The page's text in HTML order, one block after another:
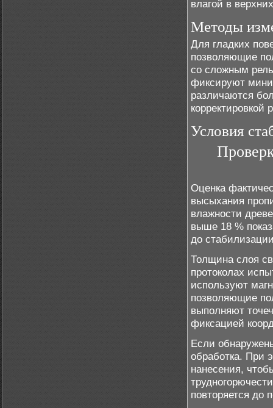
влагой в
Методы
Для гладких
позволяющие
со сложным
фиксируют
различаются
корректировкой
Условия
Оценка
высыхания
влажности
выше 18 %
до
Толщина слоя
протоколах
используют
позволяющие
выполняют
фиксацией
Если
обработка. При
нанесения,
повторяется до